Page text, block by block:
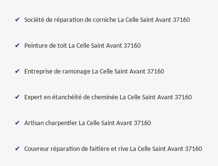
Société de réparation de corniche La Celle Saint Avant 37160
Peinture de toit La Celle Saint Avant 37160
Entreprise de ramonage La Celle Saint Avant 37160
Expert en étanchéité de cheminée La Celle Saint Avant 37160
Artisan charpentier La Celle Saint Avant 37160
Couvreur réparation de faitière et rive La Celle Saint Avant 37160